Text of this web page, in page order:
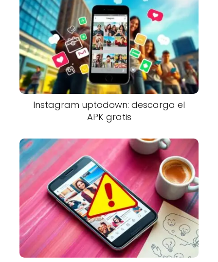
Instagram uptodown: descarga el
APK gratis